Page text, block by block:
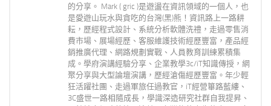
的分享。 Mark ( gric )是遊盪在資訊領域的一個人，也
是愛遊山玩水與貪吃的台灣(黑)熊！資訊路上一路耕
耘，歷經程式設計、系統分析軟體洗禮，走過零售消
費市場、展場經歷、客服維護技術經歷豐富，產品經
銷推廣代理、網路規劃實戰、人員教育訓練累積集
成。學府演講經驗分享、企業教學3c/iT知識傳授，網
聚分享與大型論壇演講，歷經滄傷經歷豐富。年少輕
狂活躍社團、走過軍旅任過教官，iT經營篳路藍縷、
3C盛世一路相隨成長，學識深造研究社群自我提昇、